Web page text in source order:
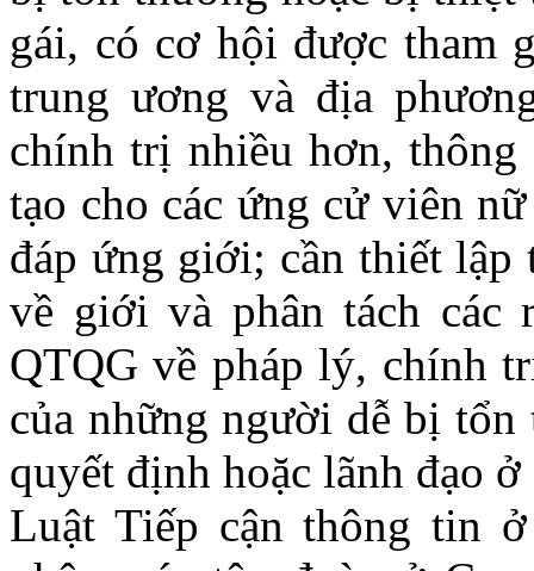
gái, có cơ hội được tham
trung ương và địa
chính trị nhiều hơn,
tạo cho các ứng cử viên
đáp ứng giới; cần thiết lập
về giới và phân tách các
QTQG về pháp lý, chính
của những người dễ bị
quyết định hoặc lãnh đạo
Luật Tiếp cận thông tin